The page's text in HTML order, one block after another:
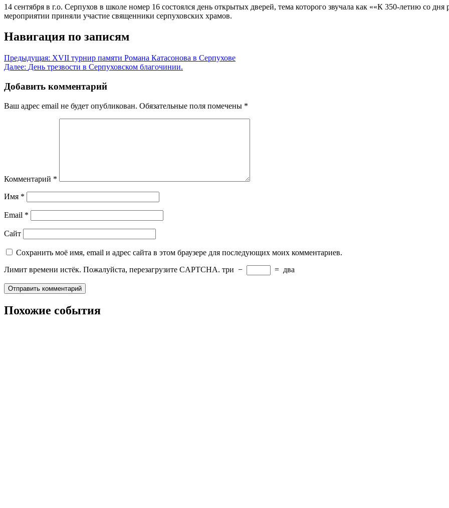
14 сентября в г.о. Серпухов в школе номер 16 состоялся день открытых дверей, тема которого звучала как ««К 350-летию со
мероприятии приняли участие священники серпуховских храмов.
Навигация по записям
Предыдущая: XVII турнир памяти Романа Катасонова в Серпухове
Далее: День трезвости в Серпуховском благочинии.
Добавить комментарий
Ваш адрес email не будет опубликован. Обязательные поля помечены *
Комментарий *
Имя *
Email *
Сайт
Сохранить моё имя, email и адрес сайта в этом браузере для последующих моих комментариев.
Лимит времени истёк. Пожалуйста, перезагрузите CAPTCHA. три − = два
Похожие события